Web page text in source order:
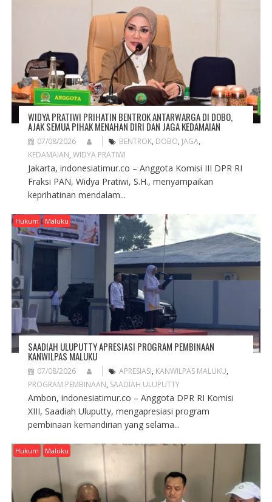
WIDYA PRATIWI PRIHATIN BENTROK ANTARWARGA DI DOBO,
AJAK SEMUA PIHAK MENAHAN DIRI DAN JAGA KEDAMAIAN
07/08/2026 BENTROK, DOBO, JAGA,
KEDAMAIAN, WIDYA PRATIWI
Jakarta, indonesiatimur.co – Anggota Komisi III DPR RI
Fraksi PAN, Widya Pratiwi, S.H., menyampaikan
keprihatinan mendalam...
Hukum Maluku
SAADIAH ULUPUTTY APRESIASI PROGRAM PEMBINAAN
KANWILPAS MALUKU
07/08/2026 APRESIASI, KANWILPAS MALUKU,
PROGRAM PEMBINAAN, SAADIAH ULUPUTTY
Ambon, indonesiatimur.co – Anggota DPR RI Komisi
XIII, Saadiah Uluputty, mengapresiasi program
pembinaan kemandirian yang selama...
Hukum Maluku